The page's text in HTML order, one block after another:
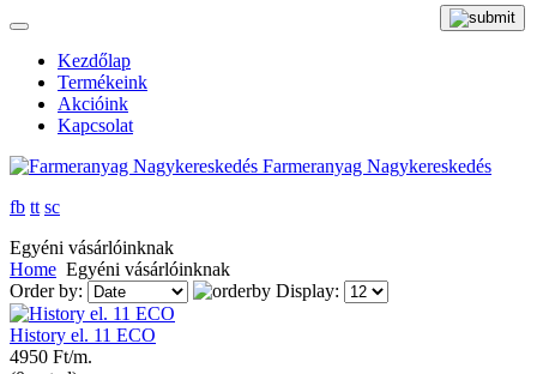
Kezdőlap
Termékeink
Akcióink
Kapcsolat
Farmeranyag Nagykereskedés
fb tt sc
Egyéni vásárlóinknak
Home Egyéni vásárlóinknak
Order by:
Display:
History el. 11 ECO
4950 Ft/m.